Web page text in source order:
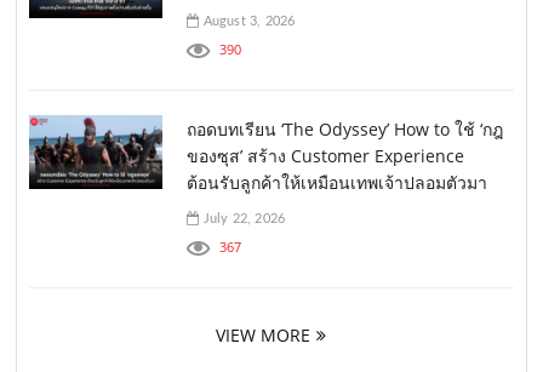
August 3, 2026
390
ถอดบทเรียน ‘The Odyssey’ How to ใช้ ‘กฎ
ของซุส’ สร้าง Customer Experience
ต้อนรับลูกค้าให้เหมือนเทพเจ้าปลอมตัวมา
July 22, 2026
367
VIEW MORE